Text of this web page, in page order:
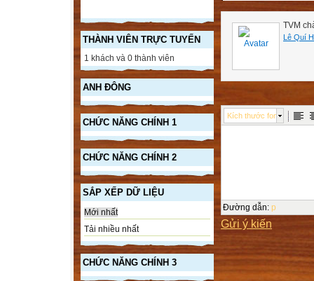
THÀNH VIÊN TRỰC TUYẾN
1 khách và 0 thành viên
ANH ĐÔNG
CHỨC NĂNG CHÍNH 1
CHỨC NĂNG CHÍNH 2
SẮP XẾP DỮ LIỆU
Mới nhất
Tải nhiều nhất
CHỨC NĂNG CHÍNH 3
2. Sau đó chọn
3. Chỉnh sửa
Sau đó sẽ hiện
2.Roma: Chữ
1.Simple:đơn
2.Classic: cổ
3.Tringular:
4.Diamond:
TVM
Lê Quí
Kích thước font
Đường dẫn: p
Gửi ý kiến